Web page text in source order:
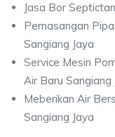
Jasa Bor
Pemasangan
Sangiang Jaya
Service Mesin
Air Baru Sangiang
Meberikan Air
Sangiang Jaya